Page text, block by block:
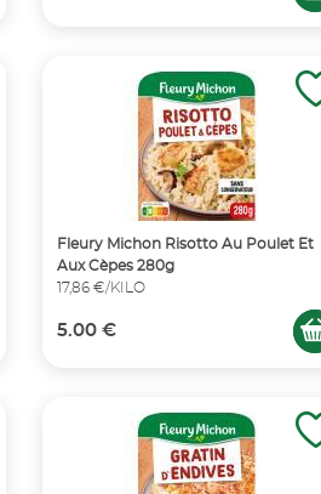
Fleury Michon Risotto Au Poulet Et
Aux Cèpes 280g
17,86 €/KILO
5.00 €